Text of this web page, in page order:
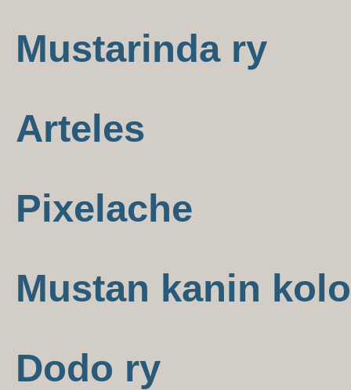
Mustarinda ry
Arteles
Pixelache
Mustan kanin kolo
Dodo ry